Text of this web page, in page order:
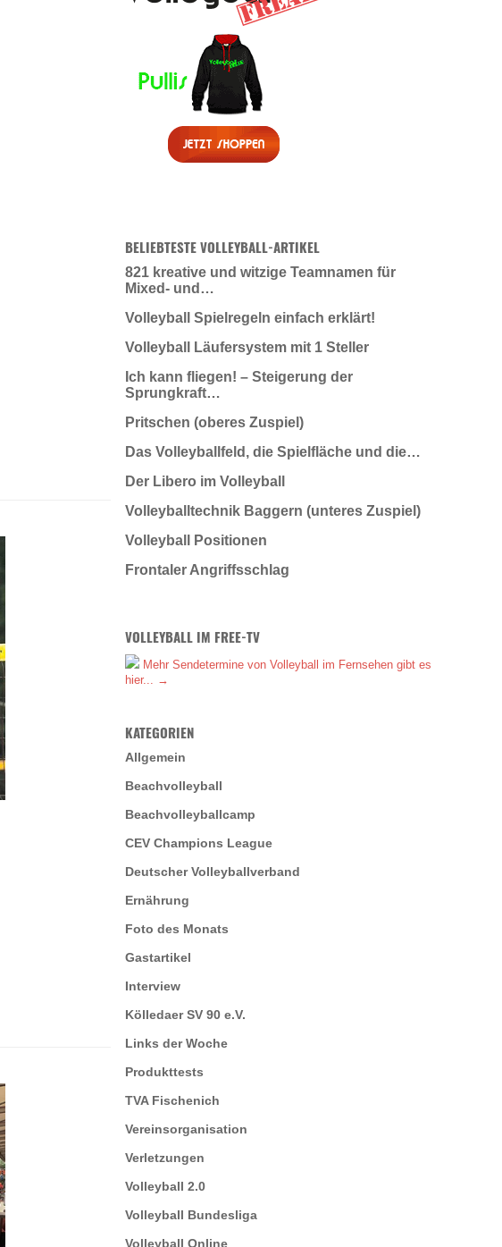
BELIEBTESTE VOLLEYBALL-ARTIKEL
821 kreative und witzige Teamnamen für
Mixed- und…
Volleyball Spielregeln einfach erklärt!
Volleyball Läufersystem mit 1 Steller
Ich kann fliegen! – Steigerung der
Sprungkraft…
Pritschen (oberes Zuspiel)
Das Volleyballfeld, die Spielfläche und die…
Der Libero im Volleyball
Volleyballtechnik Baggern (unteres Zuspiel)
Volleyball Positionen
Frontaler Angriffsschlag
VOLLEYBALL IM FREE-TV
Mehr Sendetermine von Volleyball im Fernsehen gibt es
hier... →
KATEGORIEN
Allgemein
Beachvolleyball
Beachvolleyballcamp
CEV Champions League
Deutscher Volleyballverband
Ernährung
Foto des Monats
Gastartikel
Interview
Kölledaer SV 90 e.V.
Links der Woche
Produkttests
TVA Fischenich
Vereinsorganisation
Verletzungen
Volleyball 2.0
Volleyball Bundesliga
Volleyball Online